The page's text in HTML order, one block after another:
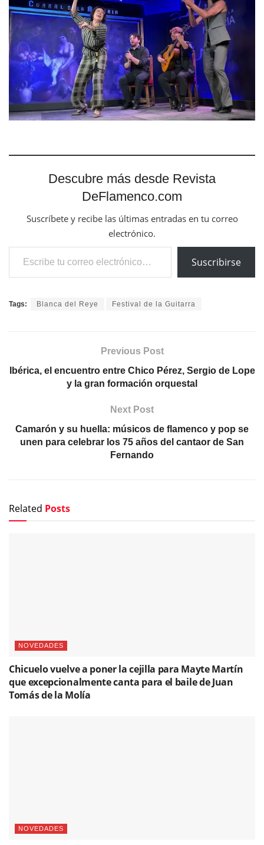
Descubre más desde Revista
DeFlamenco.com
Suscríbete y recibe las últimas entradas en tu correo
electrónico.
Escribe tu correo electrónico…
Suscribirse
Tags: Blanca del Reye Festival de la Guitarra
Previous Post
Ibérica, el encuentro entre Chico Pérez, Sergio de Lope
y la gran formación orquestal
Next Post
Camarón y su huella: músicos de flamenco y pop se
unen para celebrar los 75 años del cantaor de San
Fernando
Related Posts
NOVEDADES
Chicuelo vuelve a poner la cejilla para Mayte Martín
que excepcionalmente canta para el baile de Juan
Tomás de la Molía
NOVEDADES